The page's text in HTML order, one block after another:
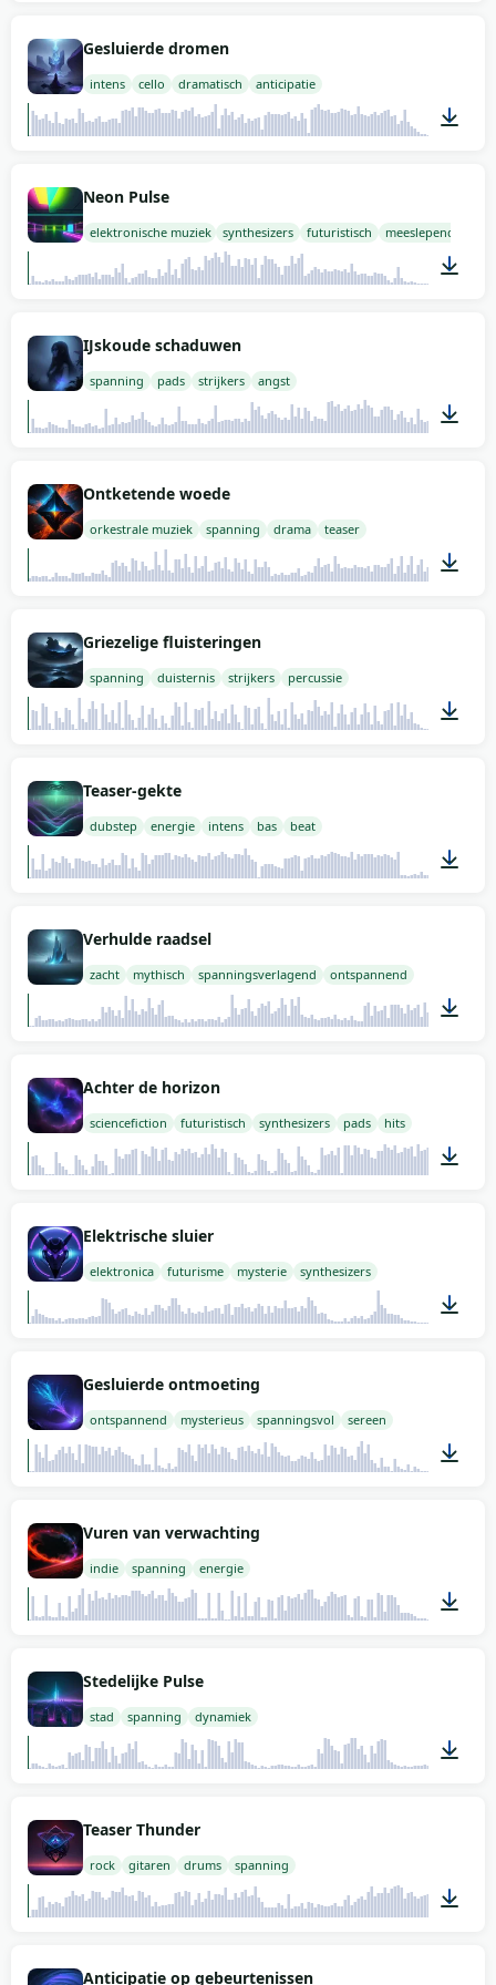
Gesluierde dromen
intens cello dramatisch anticipatie
Neon Pulse
elektronische muziek synthesizers futuristisch meeslepend
IJskoude schaduwen
spanning pads strijkers angst
Ontketende woede
orkestrale muziek spanning drama teaser
Griezelige fluisteringen
spanning duisternis strijkers percussie
Teaser-gekte
dubstep energie intens bas beat
Verhulde raadsel
zacht mythisch spanningsverlagend ontspannend
Achter de horizon
sciencefiction futuristisch synthesizers pads hits
Elektrische sluier
elektronica futurisme mysterie synthesizers
Gesluierde ontmoeting
ontspannend mysterieus spanningsvol sereen
Vuren van verwachting
indie spanning energie
Stedelijke Pulse
stad spanning dynamiek
Teaser Thunder
rock gitaren drums spanning
Anticipatie op gebeurtenissen